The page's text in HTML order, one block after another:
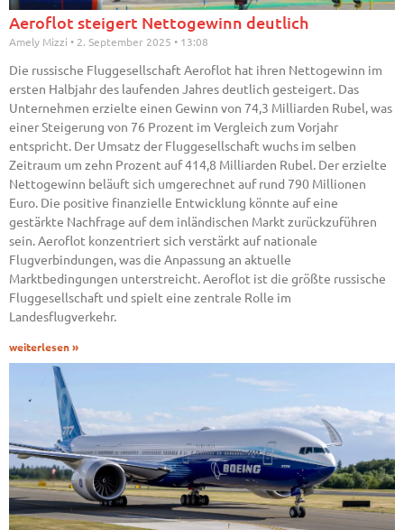
Aeroflot steigert Nettogewinn deutlich
Amely Mizzi 2. September 2025 13:08
Die russische Fluggesellschaft Aeroflot hat ihren Nettogewinn im
ersten Halbjahr des laufenden Jahres deutlich gesteigert. Das
Unternehmen erzielte einen Gewinn von 74,3 Milliarden Rubel, was
einer Steigerung von 76 Prozent im Vergleich zum Vorjahr
entspricht. Der Umsatz der Fluggesellschaft wuchs im selben
Zeitraum um zehn Prozent auf 414,8 Milliarden Rubel. Der erzielte
Nettogewinn beläuft sich umgerechnet auf rund 790 Millionen
Euro. Die positive finanzielle Entwicklung könnte auf eine
gestärkte Nachfrage auf dem inländischen Markt zurückzuführen
sein. Aeroflot konzentriert sich verstärkt auf nationale
Flugverbindungen, was die Anpassung an aktuelle
Marktbedingungen unterstreicht. Aeroflot ist die größte russische
Fluggesellschaft und spielt eine zentrale Rolle im
Landesflugverkehr.
weiterlesen »